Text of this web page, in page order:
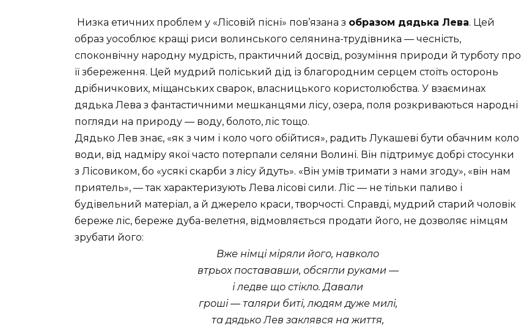
Низка етичних проблем у «Лісовій пісні» пов’язана з образом дядька Лева. Цей
образ уособлює кращі риси волинського селянина-трудівника — чесність,
споконвічну народну мудрість, практичний досвід, розуміння природи й турботу про
її збереження. Цей мудрий поліський дід із благородним серцем стоїть осторонь
дрібничкових, міщанських сварок, власницького користолюбства. У взаєминах
дядька Лева з фантастичними мешканцями лісу, озера, поля розкриваються народні
погляди на природу — воду, болото, ліс тощо.
Дядько Лев знає, «як з чим і коло чого обійтися», радить Лукашеві бути обачним коло
води, від надміру якої часто потерпали селяни Волині. Він підтримує добрі стосунки
з Лісовиком, бо «усякі скарби з лісу йдуть». «Він умів тримати з нами згоду», «він нам
приятель», — так характеризують Лева лісові сили. Ліс — не тільки паливо і
будівельний матеріал, а й джерело краси, творчості. Справді, мудрий старий чоловік
береже ліс, береже дуба-велетня, відмовляється продати його, не дозволяє німцям
зрубати його:
Вже німці міряли його, навколо
втрьох постававши, обсягли руками —
і ледве що стікло. Давали
гроші — таляри биті, людям дуже милі,
та дядько Лев заклявся на життя,